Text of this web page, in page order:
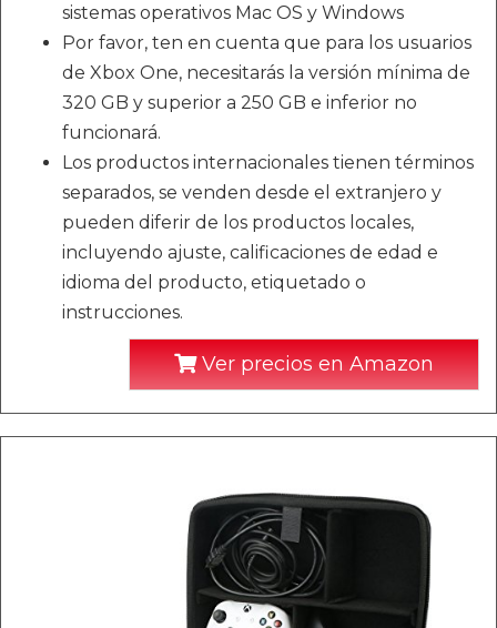
sistemas operativos Mac OS y Windows
Por favor, ten en cuenta que para los usuarios
de Xbox One, necesitarás la versión mínima de
320 GB y superior a 250 GB e inferior no
funcionará.
Los productos internacionales tienen términos
separados, se venden desde el extranjero y
pueden diferir de los productos locales,
incluyendo ajuste, calificaciones de edad e
idioma del producto, etiquetado o
instrucciones.
Ver precios en Amazon